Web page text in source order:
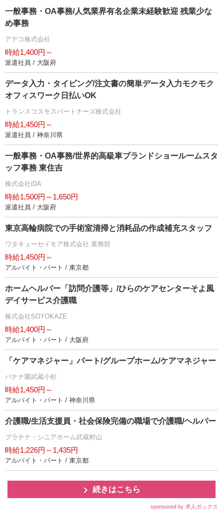
一般事務・OA事務/人気業界有名企業未経験歓迎 残業少な
め事務
アデコ株式会社
時給1,400円～
派遣社員 / 大阪府
データ入力・タイピング/注文書の簡単データ入力モクモク
オフィスワーク日払いOK
トランスコスモスパートナーズ株式会社
時給1,450円～
派遣社員 / 神奈川県
一般事務・OA事務/世界的高級車ブランドショールームスタ
ッフ事務 東住吉
株式会社iDA
時給1,500円～1,650円
派遣社員 / 大阪府
東京高輪病院での手術室清掃と消耗品の作成補充スタッフ
ワタキューセイモア株式会社 業務部
時給1,450円～
アルバイト・パート / 東京都
ホームヘルパー「訪問介護等」/ひらのケアセンターそよ風
デイサービス介護職
株式会社SOYOKAZE
時給1,400円～
アルバイト・パート / 大阪府
「ケアマネジャー」パート/グループホーム/ケアマネジャー
バナナ園武蔵小杉
時給1,450円～
アルバイト・パート / 神奈川県
介護職/生活支援員・社会保険完備の職場で介護職/ヘルパー
プラチナ・シニアホーム武蔵村山
時給1,226円～1,435円
アルバイト・パート / 東京都
続きはこちら
sponsored by 求人ボックス